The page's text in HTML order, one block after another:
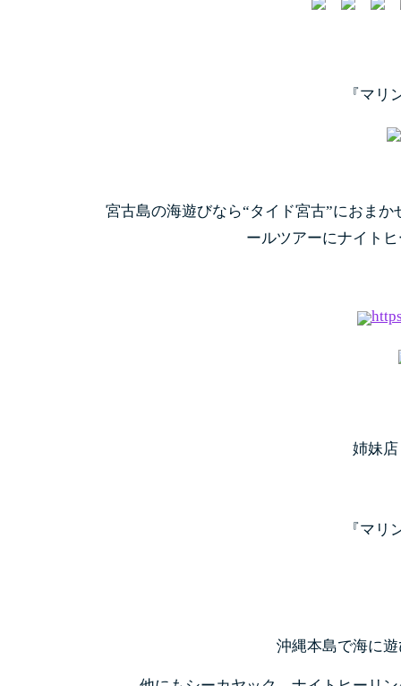
『マリ
宮古島の海遊びなら“タイド宮古”におまか
ールツアーにナイト
姉妹
『マリ
沖縄本島で海に